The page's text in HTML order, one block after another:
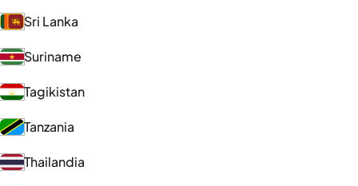
Sri Lanka
Suriname
Tagikistan
Tanzania
Thailandia